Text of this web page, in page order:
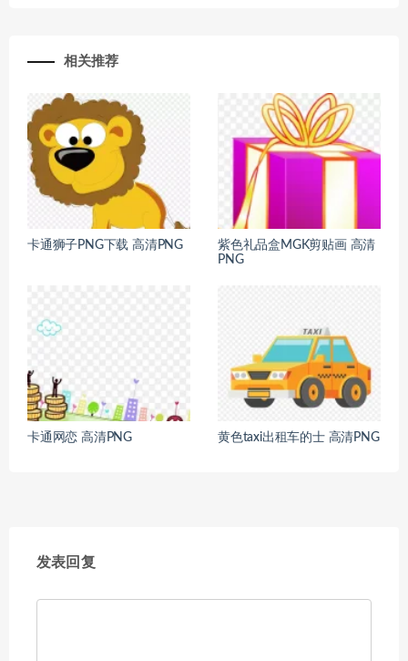
相关推荐
卡通狮子PNG下载 高清PNG
紫色礼品盒MGK剪贴画 高清
PNG
卡通网恋 高清PNG 黄色taxi出租车的士 高清PNG
发表回复